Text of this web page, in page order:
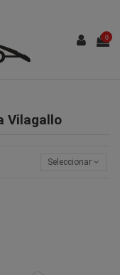
0
Vilagallo
Seleccionar